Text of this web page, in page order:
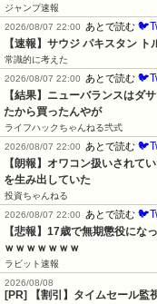
ジャンプ速報
2026/08/07 22:00 あとで読む
【速報】サウジ パキスタン
常識的に考えた
2026/08/07 22:00 あとで読む
【結果】ニューバランスはダ
たから買ったんやが
ライフハックちゃんねる弐式
2026/08/07 22:00 あとで読む
【朗報】オワコン扱いされて
を生み出していた
投資ちゃんねる
2026/08/07 22:00 あとで読む
【悲報】17歳で無期懲役にな
ｗｗｗｗｗｗｗ
ラビット速報
2026/08/08
[PR] 【割引】タイムセール監